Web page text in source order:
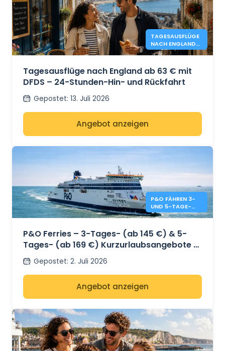
TAGESAUSFLÜGE
NACH ENGLAND
AB 63 € - DFDS
Tagesausflüge nach England ab 63 € mit
DFDS – 24-Stunden-Hin- und Rückfahrt
Gepostet: 13. Juli 2026
Angebot anzeigen
P&O FÄHREN 3-
UND 5-TAGE-
SONDERANGEBO
P&O Ferries – 3-Tages- (ab 145 €) & 5-
Tages- (ab 169 €) Kurzurlaubsangebote –
Dover nach Calais
Gepostet: 2. Juli 2026
Angebot anzeigen